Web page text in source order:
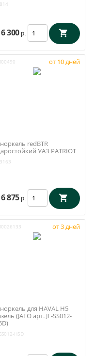
6 300 р.
от 10 дней
redBTR
УАЗ PATRIOT
6 875 р.
от 3 дней
для HAVAL H5
(JAFO арт. JF-SS012-
H5D